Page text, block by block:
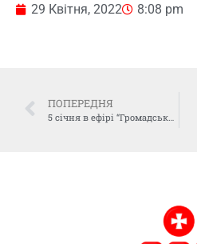
29 Квітня, 2022 8:08 pm
ПОПЕРЕДНЯ